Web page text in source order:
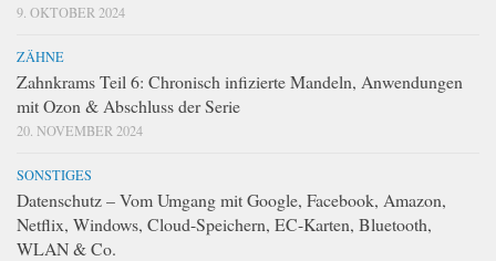
9. OKTOBER 2024
ZÄHNE
Zahnkrams Teil 6: Chronisch infizierte Mandeln, Anwendungen
mit Ozon & Abschluss der Serie
20. NOVEMBER 2024
SONSTIGES
Datenschutz – Vom Umgang mit Google, Facebook, Amazon,
Netflix, Windows, Cloud-Speichern, EC-Karten, Bluetooth,
WLAN & Co.